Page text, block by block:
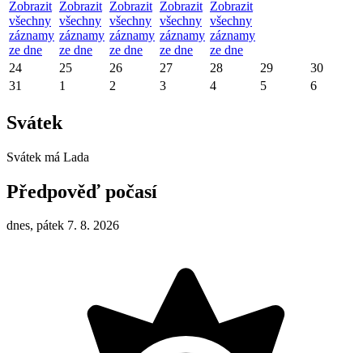
Zobrazit
všechny
záznamy
ze dne
Zobrazit
všechny
záznamy
ze dne
Zobrazit
všechny
záznamy
ze dne
Zobrazit
všechny
záznamy
ze dne
Zobrazit
všechny
záznamy
ze dne
24
25 26 27 28 29
30
31
1 2 3 4 5 6
Svátek
Svátek má Lada
Předpověď počasí
dnes, pátek 7. 8. 2026